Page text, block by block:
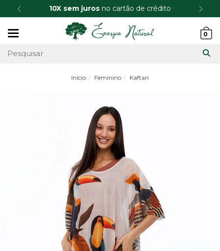
10X sem juros no cartão de crédito
0
Início Feminino Kaftan